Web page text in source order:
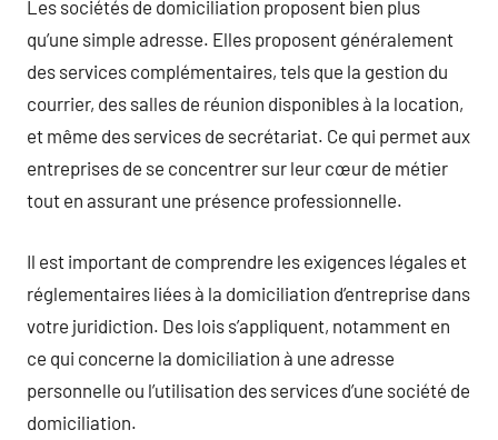
Les sociétés de domiciliation proposent bien plus
qu’une simple adresse. Elles proposent généralement
des services complémentaires, tels que la gestion du
courrier, des salles de réunion disponibles à la location,
et même des services de secrétariat. Ce qui permet aux
entreprises de se concentrer sur leur cœur de métier
tout en assurant une présence professionnelle.
Il est important de comprendre les exigences légales et
réglementaires liées à la domiciliation d’entreprise dans
votre juridiction. Des lois s’appliquent, notamment en
ce qui concerne la domiciliation à une adresse
personnelle ou l’utilisation des services d’une société de
domiciliation.